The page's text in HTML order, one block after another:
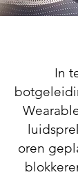
In
oren